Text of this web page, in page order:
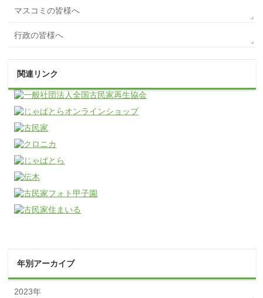
マスコミの皆様へ
行政の皆様へ
関連リンク
年別アーカイブ
2023年